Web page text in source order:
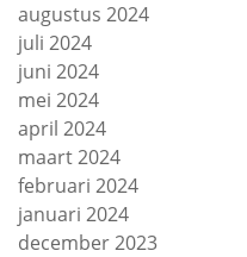
augustus 2024
juli 2024
juni 2024
mei 2024
april 2024
maart 2024
februari 2024
januari 2024
december 2023